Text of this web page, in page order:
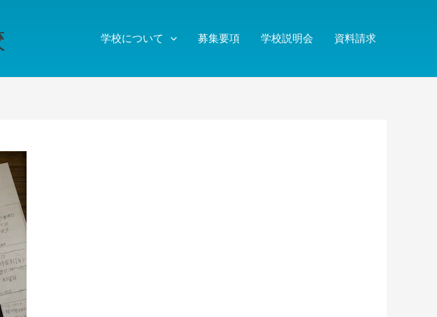
学校について 募集要項 学校説明会 資料請求